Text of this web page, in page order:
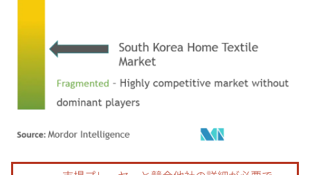
画像 © Mordor Intelligence。再利用にはCC BY 4.0の表示が必要です。